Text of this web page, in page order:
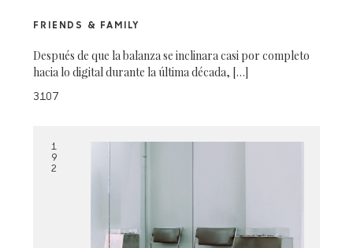
FRIENDS & FAMILY
Después de que la balanza se inclinara casi por completo
hacia lo digital durante la última década, […]
3107
1
9
2